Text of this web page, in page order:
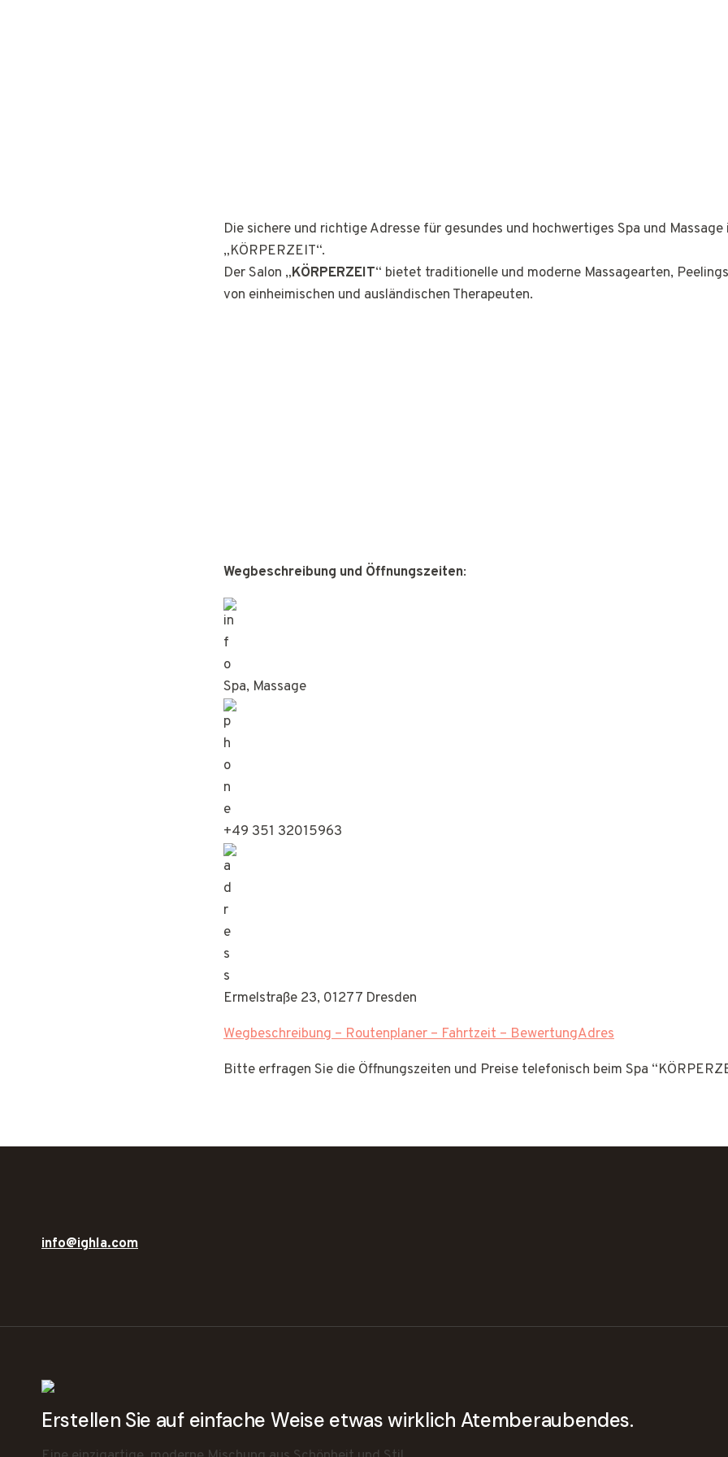
Die sichere und richtige Adresse für gesundes und hochwertiges Spa und
„KÖRPERZEIT“.
Der Salon „KÖRPERZEIT“ bietet traditionelle und moderne Massagearten,
von einheimischen und ausländischen Therapeuten.
Wegbeschreibung und Öffnungszeiten:
Spa, Massage
+49 351 32015963
Ermelstraße 23, 01277 Dresden
Wegbeschreibung – Routenplaner – Fahrtzeit – BewertungAdres
Bitte erfragen Sie die Öffnungszeiten und Preise telefonisch beim Spa
info@ighla.com
Erstellen Sie auf einfache Weise etwas wirklich Atemberaubendes.